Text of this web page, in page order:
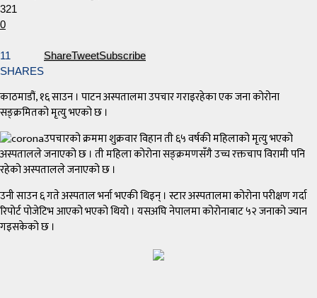
321
0
11
SHARES
ShareTweetSubscribe
काठमाडौं, १६ साउन । पाटन अस्पतालमा उपचार गराइरहेका एक जना कोरोना
सङ्क्रमितको मृत्यु भएको छ ।
उपचारको क्रममा शुक्रवार विहान ती ६५ वर्षकी महिलाको मृत्यु भएको
अस्पतालले जनाएको छ । ती महिला कोरोना सङ्क्रमणसँगै उच्च रक्तचाप विरामी पनि
रहेको अस्पतालले जनाएको छ ।
उनी साउन ६ गते अस्पताल भर्ना भएकी थिइन् । स्टार अस्पतालमा कोरोना परीक्षण गर्दा
रिपोर्ट पोजेटिभ आएको भएको थियो । यसअघि नेपालमा कोरोनाबाट ५२ जनाको ज्यान
गइसकेको छ ।